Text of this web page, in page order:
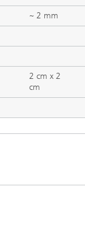
~ 2 mm
2 cm x 2
cm